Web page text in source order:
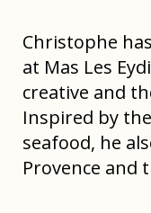
Christophe
at Mas Les
creative and
Inspired by
seafood, he
Provence and